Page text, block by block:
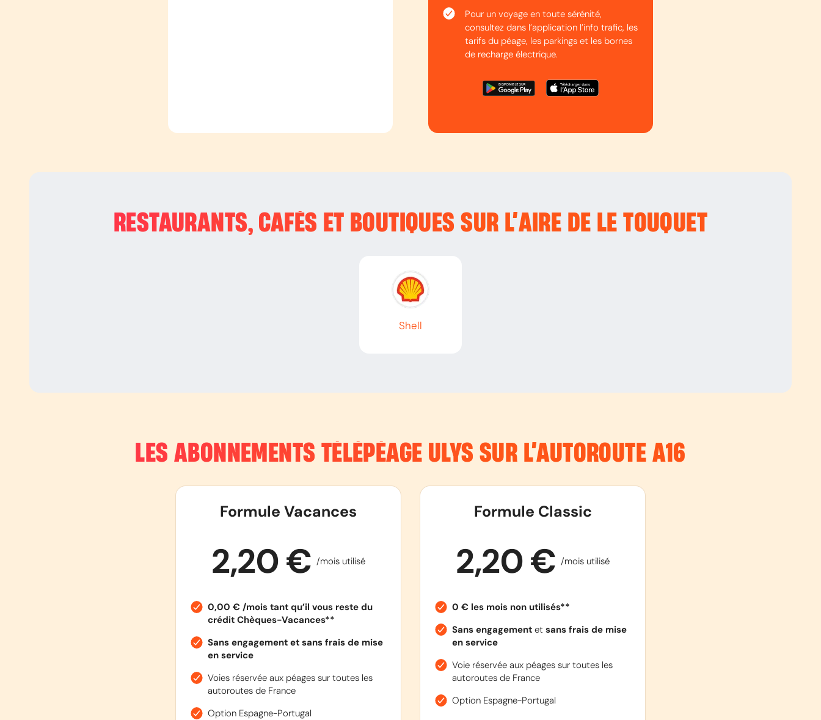
Pour un voyage en toute sérénité,
consultez dans l’application l’info trafic, les
tarifs du péage, les parkings et les bornes
de recharge électrique.
RESTAURANTS, CAFÉS ET BOUTIQUES SUR L’AIRE DE LE TOUQUET
Shell
LES ABONNEMENTS TÉLÉPÉAGE ULYS SUR L’AUTOROUTE A16
Formule Vacances
2,20 € /mois utilisé
0,00 € /mois tant qu’il vous reste du
crédit Chèques-Vacances**
Sans engagement et sans frais de mise
en service
Voies réservée aux péages sur toutes les
autoroutes de France
Option Espagne-Portugal
Formule Classic
2,20 € /mois utilisé
0 € les mois non utilisés**
Sans engagementet sans frais de mise
en service
Voie réservée aux péages sur toutes les
autoroutes de France
Option Espagne-Portugal